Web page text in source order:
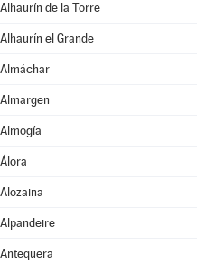
Alhaurín de la Torre
Alhaurín el Grande
Almáchar
Almargen
Almogía
Álora
Alozaina
Alpandeire
Antequera